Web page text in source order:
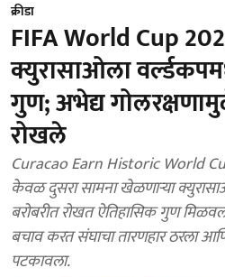
क्रीडा
FIFA World Cup
क्युरासाओला
गुण; अभेद्य
रोखले
Curacao Earn Historic World
केवळ दुसरा सामना खेळणाऱ्या
बरोबरीत रोखत ऐतिहासिक गुण
बचाव करत संघाचा तारणहार ठरला
पटकावला.